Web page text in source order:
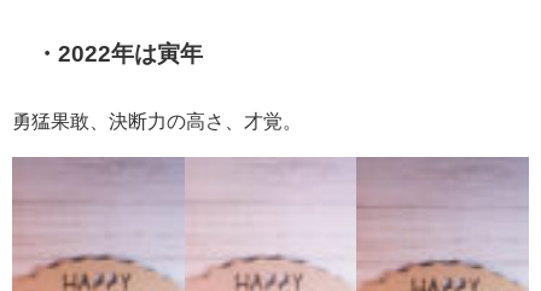
・2022年は寅年
勇猛果敢、決断力の高さ、才覚。